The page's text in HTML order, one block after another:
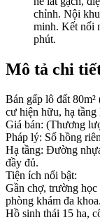
chỉnh. Nội
minh. Kết nối
phút.
Mô tả chi
Bán gấp lô đất
cư hiện hữu, hạ tầng
Giá bán: (Thương
Pháp lý: Sổ hồng
Hạ tầng: Đường
đầy đủ.
Tiện ích nổi bật:
Gần chợ, trường học
phòng khám đa khoa.
Hồ sinh thái 15 ha,